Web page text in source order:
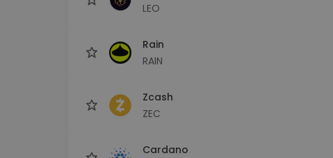
LEO
Rain
RAIN
Zcash
ZEC
Cardano